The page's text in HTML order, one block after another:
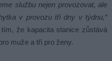
službu nejen provozovat, ale
v provozu tři dny v týdnu,“
že kapacita stanice zůstává
muže a tři pro ženy.